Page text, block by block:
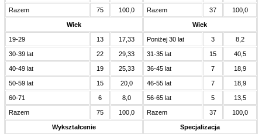
Razem 75 100,0 Razem 37 100,0
Wiek Wiek
19-29 13 17,33 Poniżej 30 lat 3 8,2
30-39 lat 22 29,33 31-35 lat 15 40,5
40-49 lat 19 25,33 36-45 lat 7 18,9
50-59 lat 15 20,0 46-55 lat 7 18,9
60-71 6 8,0 56-65 lat 5 13,5
Razem 75 100,0 Razem 37 100,0
Wykształcenie Specjalizacja